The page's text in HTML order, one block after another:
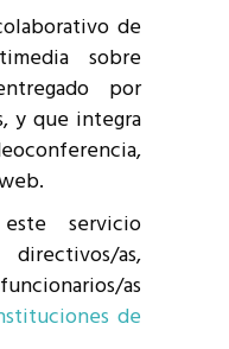
de
sobre
por
y que integra
servicio
as,
as
de